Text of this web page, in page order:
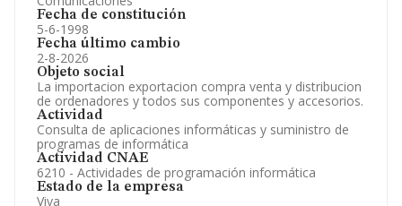
Fecha de constitución
5-6-1998
Fecha último cambio
2-8-2026
Objeto social
La importacion exportacion compra venta y distribucion
de ordenadores y todos sus componentes y accesorios.
Actividad
Consulta de aplicaciones informáticas y suministro de
programas de informática
Actividad CNAE
6210 - Actividades de programación informática
Estado de la empresa
Viva